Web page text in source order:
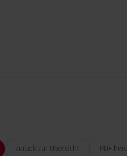
Zurück zur Übersicht PDF